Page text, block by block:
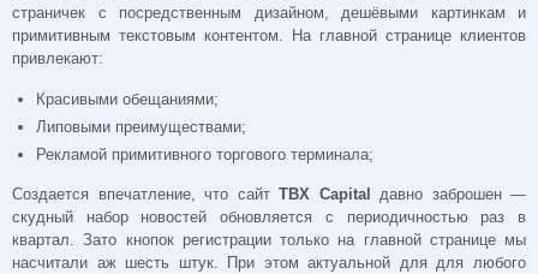
страничек с посредственным дизайном, дешёвыми картинкам и
примитивным текстовым контентом. На главной странице клиентов
привлекают:
Красивыми обещаниями;
Липовыми преимуществами;
Рекламой примитивного торгового терминала;
Создается впечатление, что сайт TBX Capital давно заброшен —
скудный набор новостей обновляется с периодичностью раз в
квартал. Зато кнопок регистрации только на главной странице мы
насчитали аж шесть штук. При этом актуальной для для любого